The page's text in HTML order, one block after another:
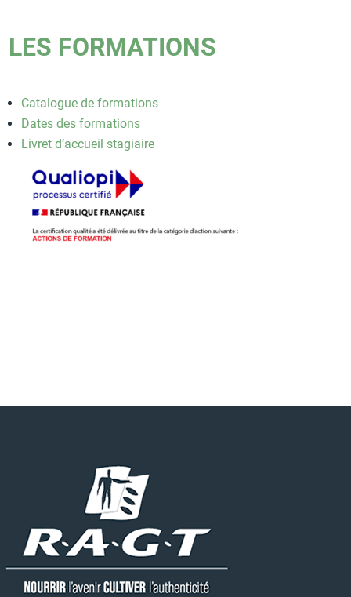
LES FORMATIONS
Catalogue de formations
Dates des formations
Livret d’accueil stagiaire